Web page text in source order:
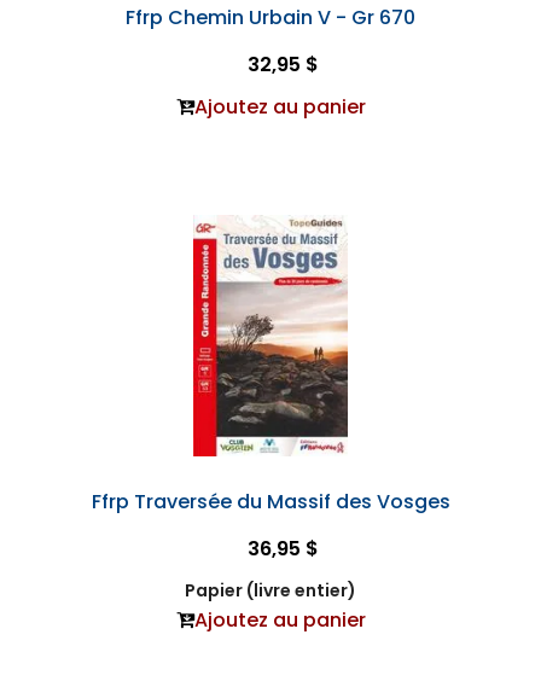
Ffrp Chemin Urbain V - Gr 670
32,95 $
Ajoutez au panier
Ffrp Traversée du Massif des Vosges
36,95 $
Papier (livre entier)
Ajoutez au panier